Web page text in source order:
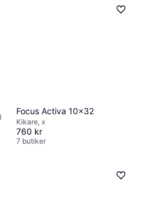
Focus Activa 10x32
Kikare, x
760 kr
7 butiker